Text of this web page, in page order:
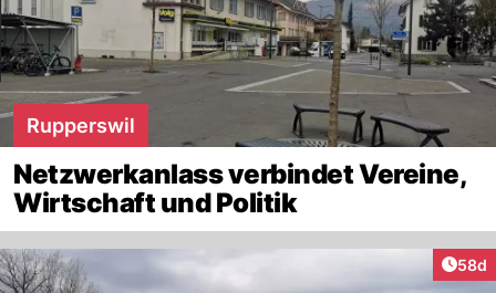
Rupperswil
Netzwerkanlass verbindet Vereine,
Wirtschaft und Politik
58d